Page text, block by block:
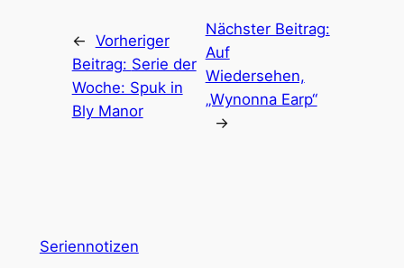
← Vorheriger
Beitrag: Serie der
Woche: Spuk in
Bly Manor
Nächster Beitrag:
Auf
Wiedersehen,
„Wynonna Earp“
→
Seriennotizen